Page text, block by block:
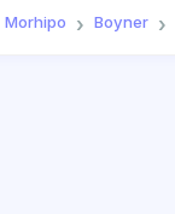
Morhipo Boyner